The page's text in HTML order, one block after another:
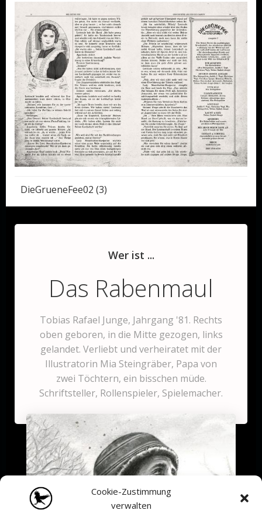
Cookie-Zustimmung
verwalten
Post
navigation
DieGrueneFee02 (3)
Wer ist ...
Das Rabenmaul
Tobias Rafael Junge, Jahrgang '81. Rechts
oben geboren, in die Mitte gezogen, links
gelandet. Verliebt und verheiratet mit der
Illustratorin Mia Steingräber, Papa von
zwei Töchtern, ein bisschen müde.
Schriftsteller, Rollenspieler, Spielemacher.